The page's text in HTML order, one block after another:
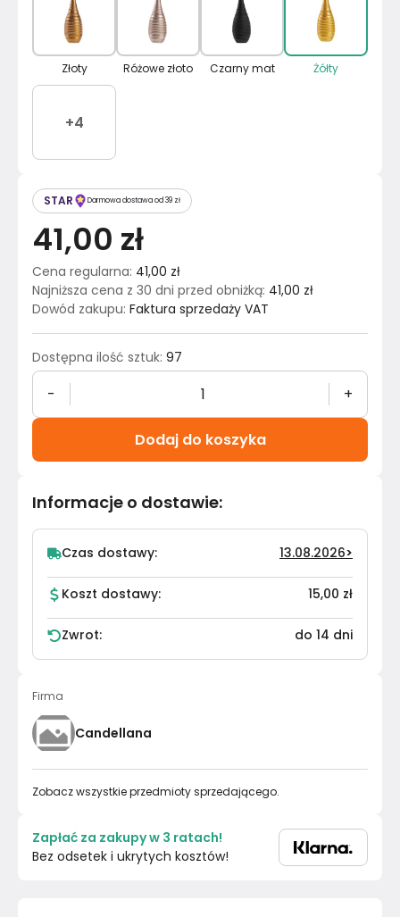
STAR Darmowa dostawa od 39 zł
41,00 zł
Cena regularna: 41,00 zł
Najniższa cena z 30 dni przed obniżką: 41,00 zł
Dowód zakupu: Faktura sprzedaży VAT
Dostępna ilość sztuk: 97
- +
Dodaj do koszyka
Złoty Różowe złoto Czarny mat Żółty
+4
Informacje o dostawie:
Czas dostawy: 13.08.2026>
Koszt dostawy: 15,00 zł
Zwrot: do 14 dni
Firma
Candellana
Zobacz wszystkie przedmioty sprzedającego.
Zapłać za zakupy w 3 ratach!
Bez odsetek i ukrytych kosztów!